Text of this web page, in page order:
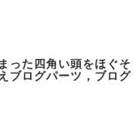
った四角い頭をほぐそ
ブログパーツ，ブログ